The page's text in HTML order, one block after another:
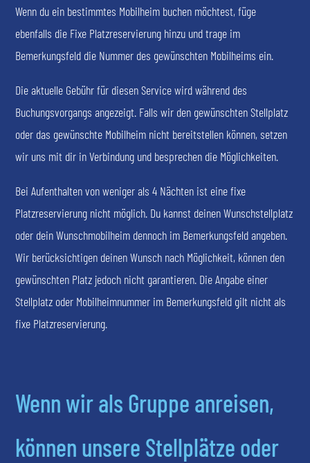
Wenn du ein bestimmtes Mobilheim buchen möchtest, füge
ebenfalls die Fixe Platzreservierung hinzu und trage im
Bemerkungsfeld die Nummer des gewünschten Mobilheims ein.
Die aktuelle Gebühr für diesen Service wird während des
Buchungsvorgangs angezeigt. Falls wir den gewünschten Stellplatz
oder das gewünschte Mobilheim nicht bereitstellen können, setzen
wir uns mit dir in Verbindung und besprechen die Möglichkeiten.
Bei Aufenthalten von weniger als 4 Nächten ist eine fixe
Platzreservierung nicht möglich. Du kannst deinen Wunschstellplatz
oder dein Wunschmobilheim dennoch im Bemerkungsfeld angeben.
Wir berücksichtigen deinen Wunsch nach Möglichkeit, können den
gewünschten Platz jedoch nicht garantieren. Die Angabe einer
Stellplatz oder Mobilheimnummer im Bemerkungsfeld gilt nicht als
fixe Platzreservierung.
Wenn wir als Gruppe anreisen,
können unsere Stellplätze oder